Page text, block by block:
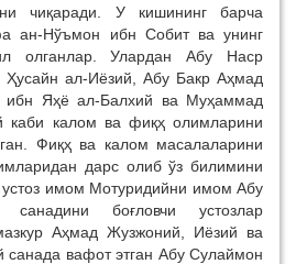
чиқаради. У кишининг барча
ан-Нўъмон ибн Собит ва унинг
олганлар. Улардан Абу Наср
ал-Иёзий, Абу Бакр Аҳмад
ибн Яҳё ал-Балхий ва Муҳаммад
каби калом ва фиқҳ олимларини
Фиқҳ ва калом масалаларини
дарс олиб ўз билимини
имом Мотуридийни имом Абу
санадини боғловчи устозлар
Аҳмад Жузжоний, Иёзий ва
санада вафот этган Абу Сулаймон